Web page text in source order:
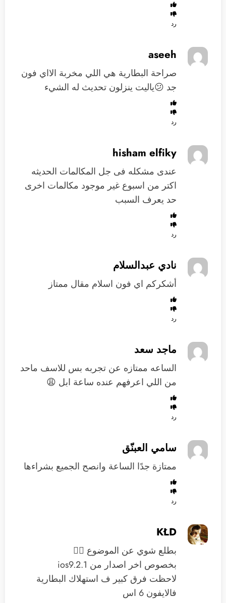
رد
aseeh
صراحة البطارية هي اللي مخربة الااي فون
جد 😕ياليت ينزلون تحديث له الشيء
رد
hisham elfiky
عندى مشكله فى جل المكالمات الحديثه
اكتر من اسبوع غير موجود مكالمات اخرى
حد يعرف السبب
رد
نادي عبدالسلام
أشكركم اي فون اسلام مقال ممتاز
رد
ماجد سعد
الساعه ممتازه عن تجربه بس للاسف ماحد
من اللي اعرفهم عنده ساعة ابل 😩
رد
سامي العبنّق
ممتازة جدًا الساعة وانصح الجميع بشراءها
رد
KŁD
بطلع شوي عن الموضوع 👆🏻
بخصوص اخر اصدار من ios9.2.1
لاحظت فرق كبير ف استهلاك البطارية
فالايفون 6 اس